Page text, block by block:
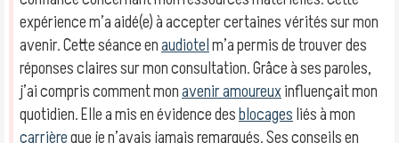
expérience m’a aidé(e) à accepter certaines vérités sur mon
avenir. Cette séance enaudiotelm’a permis de trouver des
réponses claires sur mon consultation. Grâce à ses paroles,
j’ai compris comment monavenir amoureuxinfluençait mon
quotidien. Elle a mis en évidence desblocagesliés à mon
carrièreque je n’avais jamais remarqués. Ses conseils en